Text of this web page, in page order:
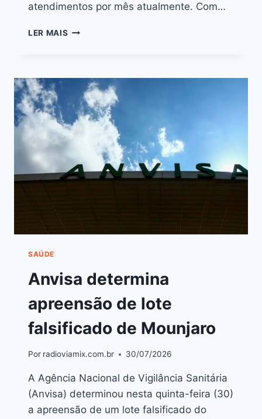
atendimentos por mês atualmente. Com…
LER MAIS
SAÚDE
Anvisa determina
apreensão de lote
falsificado de Mounjaro
Por radioviamix.com.br 30/07/2026
A Agência Nacional de Vigilância Sanitária
(Anvisa) determinou nesta quinta-feira (30)
a apreensão de um lote falsificado do